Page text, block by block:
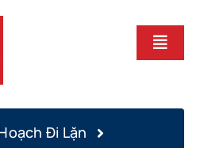
Đi Lặn